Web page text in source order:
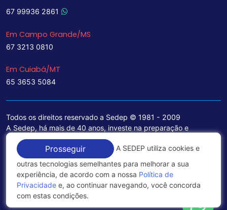
67 99936 2861
Em Campo Grande/MS
67 3213 0810
Em Cuiabá/MT
65 3653 5084
Todos os direitos reservado a Sedep © 1981 - 2009
A Sedep, há mais de 40 anos, investe na preparação e
treinamento de funcionários e na aquisição de tecnologia de
ponta para a ampliação de seu portfólio de serviços voltados
para a área jurídica, que contemplam informações seguras e
excelentes soluções empresariais.
Política de Privacidade
Prosseguir
A SEDEP utiliza cookies e
outras tecnologias semelhantes para melhorar a sua
experiência, de acordo com a nossa Política de
Privacidade e, ao continuar navegando, você concorda
com estas condições.